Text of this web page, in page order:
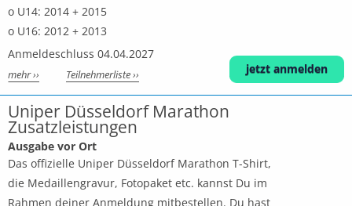
o U14: 2014 + 2015
o U16: 2012 + 2013
Anmeldeschluss 04.04.2027
mehr ›› Teilnehmerliste ›› jetzt anmelden
Uniper Düsseldorf Marathon
Zusatzleistungen
Ausgabe vor Ort
Das offizielle Uniper Düsseldorf Marathon T-Shirt,
die Medaillengravur, Fotopaket etc. kannst Du im
Rahmen deiner Anmeldung mitbestellen. Du hast